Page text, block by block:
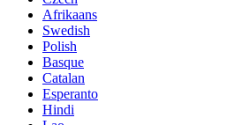
Afrikaans
Swedish
Polish
Basque
Catalan
Esperanto
Hindi